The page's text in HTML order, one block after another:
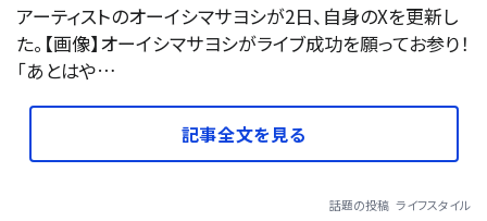
アーティストのオーイシマサヨシが2日、自身のXを更新し
た。【画像】オーイシマサヨシがライブ成功を願ってお参り！
「あとはや…
記事全文を見る
話題の投稿 ライフスタイル